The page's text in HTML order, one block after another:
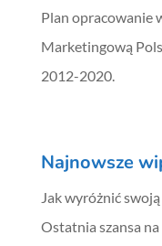
Plan opracowanie
Marketingową
2012-2020.
Najnowsze
Jak wyróżnić
Ostatnia szansa